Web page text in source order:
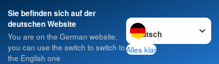
Sie befinden sich auf der
deutschen Website
You are on the German website,
you can use the switch to switch to
the English one
Sprache wechseln zu
Alles klar